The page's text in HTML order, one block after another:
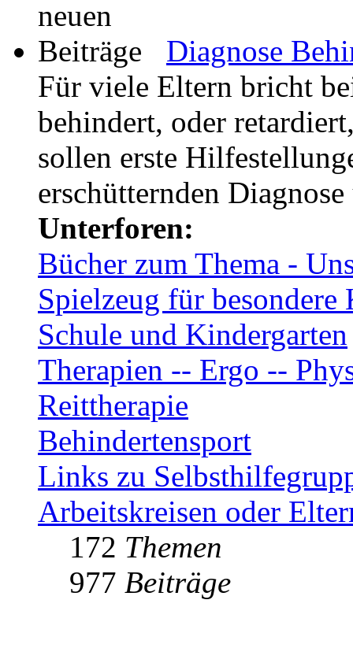
Diagnose
Für viele Eltern bricht
behindert, oder
sollen erste
erschütternden
Unterforen:
Bücher zum Thema -
Spielzeug für besondere
Schule und Kindergarten
Therapien -- Ergo --
Reittherapie
Behindertensport
Links zu
Arbeitskreisen oder
172 Themen
977 Beiträge